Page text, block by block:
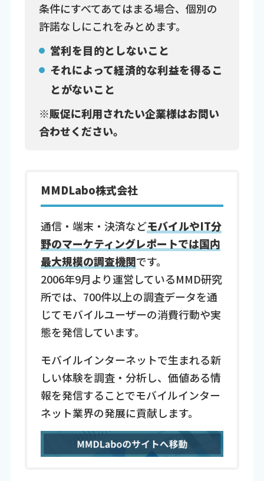
条件にすべてあてはまる場合、個別の
許諾なしにこれをみとめます。
営利を目的としないこと
それによって経済的な利益を得るこ
とがないこと
※販促に利用されたい企業様はお問い
合わせください。
MMDLabo株式会社
通信・端末・決済などモバイルやIT分
野のマーケティングレポートでは国内
最大規模の調査機関です。
2006年9月より運営しているMMD研究
所では、700件以上の調査データを通
じてモバイルユーザーの消費行動や実
態を発信しています。
モバイルインターネットで生まれる新
しい体験を調査・分析し、価値ある情
報を発信することでモバイルインター
ネット業界の発展に貢献します。